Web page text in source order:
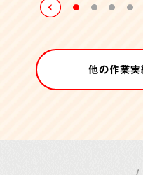
他の作業実